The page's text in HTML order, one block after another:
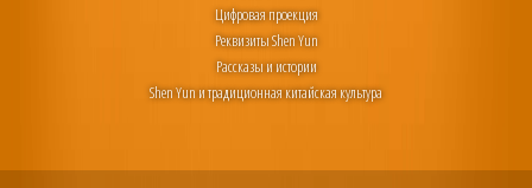
Цифровая проекция
Реквизиты Shen Yun
Рассказы и истории
Shen Yun и традиционная китайская культура